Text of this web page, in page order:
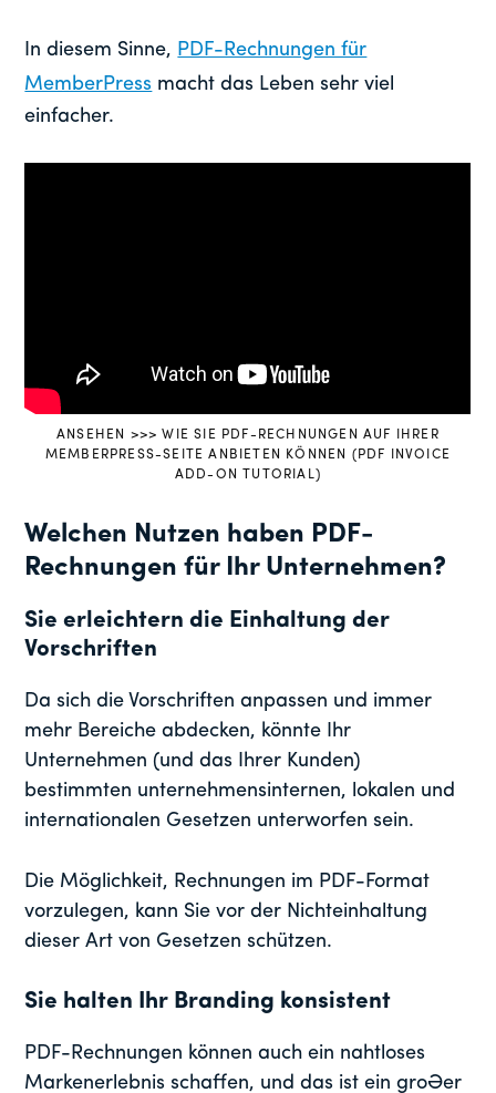
In diesem Sinne, PDF-Rechnungen für
MemberPress macht das Leben sehr viel
einfacher.
ANSEHEN >>> WIE SIE PDF-RECHNUNGEN AUF IHRER
MEMBERPRESS-SEITE ANBIETEN KÖNNEN (PDF INVOICE
ADD-ON TUTORIAL)
Welchen Nutzen haben PDF-
Rechnungen für Ihr Unternehmen?
Sie erleichtern die Einhaltung der
Vorschriften
Da sich die Vorschriften anpassen und immer
mehr Bereiche abdecken, könnte Ihr
Unternehmen (und das Ihrer Kunden)
bestimmten unternehmensinternen, lokalen und
internationalen Gesetzen unterworfen sein.
Die Möglichkeit, Rechnungen im PDF-Format
vorzulegen, kann Sie vor der Nichteinhaltung
dieser Art von Gesetzen schützen.
Sie halten Ihr Branding konsistent
PDF-Rechnungen können auch ein nahtloses
Markenerlebnis schaffen, und das ist ein großer